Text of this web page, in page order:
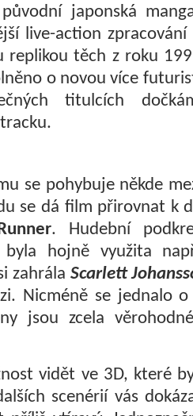
japonská
live-action
replikou těch z roku
o novou více
titulcích
se pohybuje někde
se dá film přirovnat k
. Hudební
byla hojně využita
zahrála Scarlett
Nicméně se jednalo
jsou zcela
vidět ve 3D, které
scenérií vás